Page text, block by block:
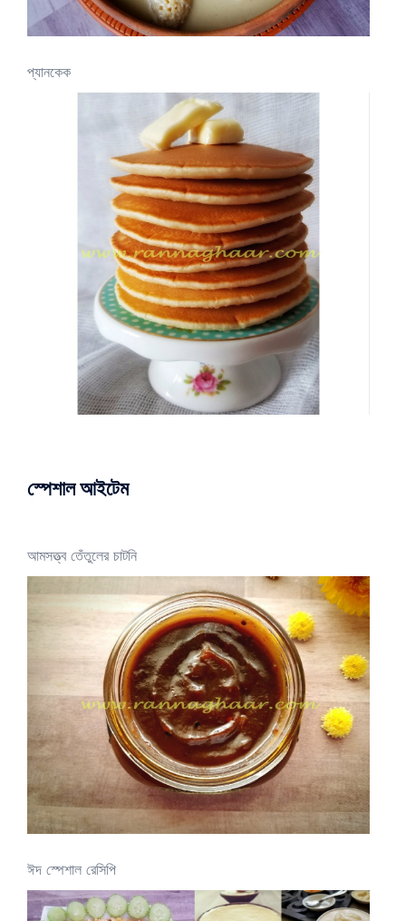
প্যানকেক
স্পেশাল আইটেম
আমসত্ত্ব তেঁতুলের চাটনি
ঈদ স্পেশাল রেসিপি